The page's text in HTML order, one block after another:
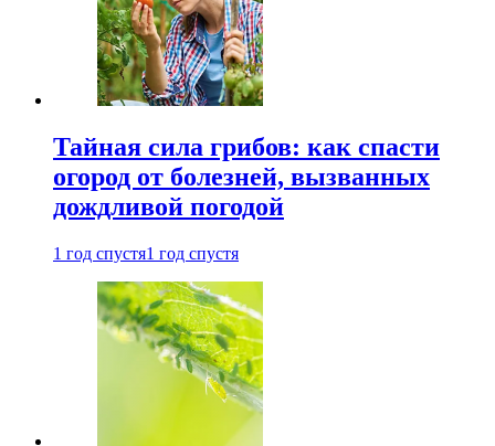
Тайная сила грибов: как спасти
огород от болезней, вызванных
дождливой погодой
1 год спустя1 год спустя